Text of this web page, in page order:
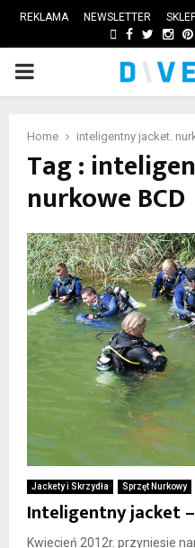
REKLAMA NEWSLETTER
FACEBOOK
PRIMARY
Home inteligentny jacket.
Tag :
nurkowe BCD
Jackety i Skrzydła Sprzęt Nurkowy
Inteligentny jacket
Kwiecień 2012r. przyniesie